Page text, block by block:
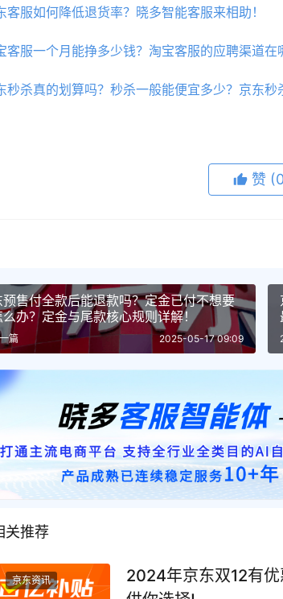
客服如何降低退货率？晓多智能客服来相助！
客服一个月能挣多少钱？淘宝客服的应聘渠道在
秒杀真的划算吗？秒杀一般能便宜多少？京东秒
赞
预售付全款后能退款吗？定金已付不想要
么办？定金与尾款核心规则详解！
篇 2025-05-17 09:09
关推荐
京东资讯
2024年京东双12有